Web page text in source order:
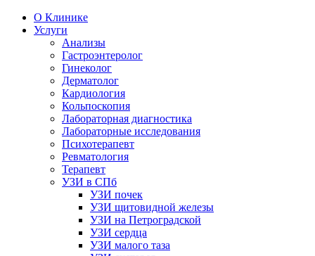
О Клинике
Услуги
Анализы
Гастроэнтеролог
Гинеколог
Дерматолог
Кардиология
Кольпоскопия
Лабораторная диагностика
Лабораторные исследования
Психотерапевт
Ревматология
Терапевт
УЗИ в СПб
УЗИ почек
УЗИ щитовидной железы
УЗИ на Петроградской
УЗИ сердца
УЗИ малого таза